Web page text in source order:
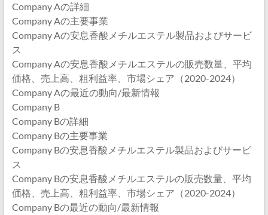
Company Aの詳細
Company Aの主要事業
Company Aの安息香酸メチルエステル製品およびサービ
ス
Company Aの安息香酸メチルエステルの販売数量、平均
価格、売上高、粗利益率、市場シェア（2020-2024）
Company Aの最近の動向/最新情報
Company B
Company Bの詳細
Company Bの主要事業
Company Bの安息香酸メチルエステル製品およびサービ
ス
Company Bの安息香酸メチルエステルの販売数量、平均
価格、売上高、粗利益率、市場シェア（2020-2024）
Company Bの最近の動向/最新情報